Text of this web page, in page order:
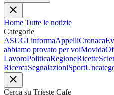
Home Tutte le notizie
Categorie
ASUGI informaAppelliCronaca
abbiamo provato per voiMovida
LavoroPoliticaRegioneRicette
RicercaSegnalazioniSport
Cerca su Trieste Cafe